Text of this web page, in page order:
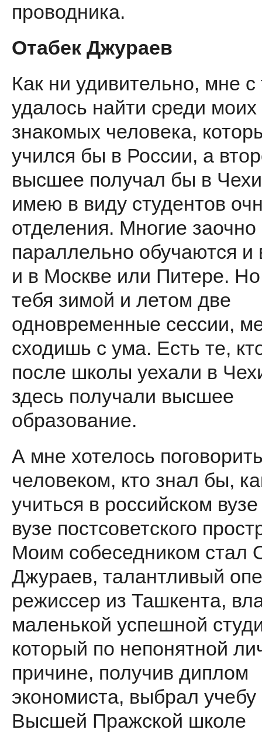
проводника.
Отабек Джураев
Как ни удивительно, мне
удалось найти среди моих
знакомых человека,
учился бы в России, а
высшее получал бы в
имею в виду студентов
отделения. Многие заочно
параллельно обучаются и
и в Москве или Питере. Но
тебя зимой и летом две
одновременные сессии,
сходишь с ума. Есть те,
после школы уехали в
здесь получали высшее
образование.
А мне хотелось
человеком, кто знал бы,
учиться в российском
вузе постсоветского
Моим собеседником стал
Джураев, талантливый
режиссер из Ташкента,
маленькой успешной
который по непонятной
причине, получив диплом
экономиста, выбрал учебу
Высшей Пражской школе